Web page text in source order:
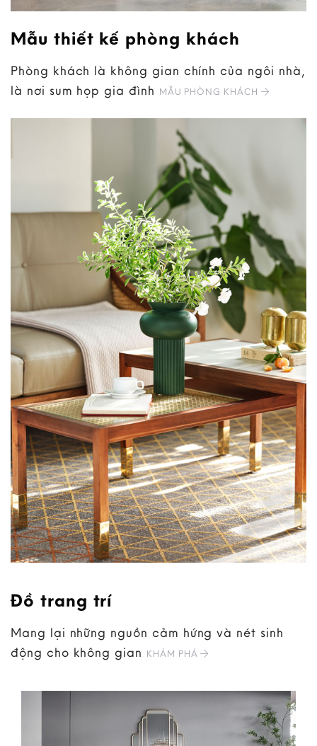
Mẫu thiết kế phòng khách
Phòng khách là không gian chính của ngôi nhà,
là nơi sum họp gia đình MẪU PHÒNG KHÁCH
Đồ trang trí
Mang lại những nguồn cảm hứng và nét sinh
động cho không gian KHÁM PHÁ